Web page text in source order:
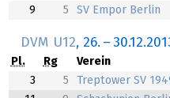
9
5 SV Empor Berlin
DVM U12, 26. –
Pl. Rg Verein
3
5 Treptower SV